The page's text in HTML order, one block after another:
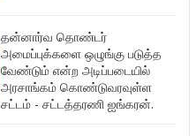
தன்னார்வ தொண்டர்
அமைப்புக்களை ஒழுங்கு படுத்த
வேண்டும் என்ற அடிப்படையில்
அரசாங்கம் கொண்டுவரவுள்ள
சட்டம் - சட்டத்தரணி ஐங்கரன்.